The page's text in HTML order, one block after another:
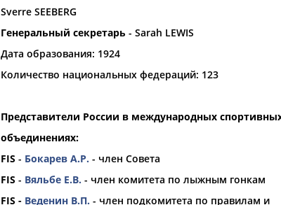
... 21 22 23
Глава лыжной федерации Норвегии Дюрхауг: Мы
Sverre SEEBERG
Генеральный секретарь - Sarah LEWIS
Дата образования: 1924
Количество национальных федераций: 123
Представители России в международных
объединениях:
FIS - Бокарев А.Р. - член Совета
FIS - Вяльбе Е.В. - член комитета по лыжным гонкам
FIS - Веденин В.П. - член подкомитета по правилам и